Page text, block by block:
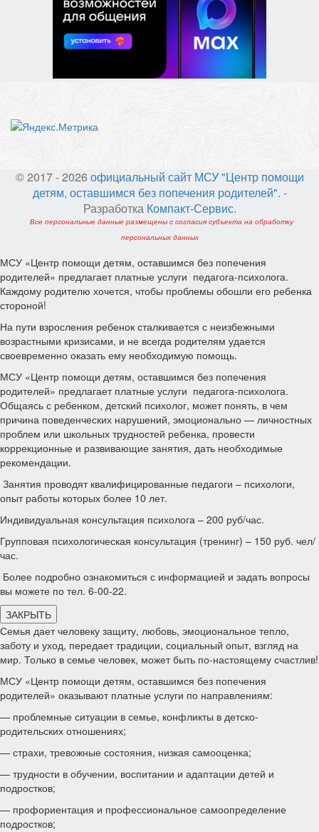
© 2017 - 2026 официальный сайт МСУ "Центр помощи
детям, оставшимся без попечения родителей". -
Разработка Компакт-Сервис.
Все персональные данные размещены с согласия субъекта на обработку
персональных данных
МСУ «Центр помощи детям, оставшимся без попечения
родителей» предлагает платные услуги педагога-психолога.
Каждому родителю хочется, чтобы проблемы обошли его ребенка
стороной!
На пути взросления ребенок сталкивается с неизбежными
возрастными кризисами, и не всегда родителям удается
своевременно оказать ему необходимую помощь.
МСУ «Центр помощи детям, оставшимся без попечения
родителей» предлагает платные услуги педагога-психолога.
Общаясь с ребенком, детский психолог, может понять, в чем
причина поведенческих нарушений, эмоционально — личностных
проблем или школьных трудностей ребенка, провести
коррекционные и развивающие занятия, дать необходимые
рекомендации.
Занятия проводят квалифицированные педагоги – психологи,
опыт работы которых более 10 лет.
Индивидуальная консультация психолога – 200 руб/час.
Групповая психологическая консультация (тренинг) – 150 руб. чел/
час.
Более подробно ознакомиться с информацией и задать вопросы
вы можете по тел. 6-00-22.
ЗАКРЫТЬ
Семья дает человеку защиту, любовь, эмоциональное тепло,
заботу и уход, передает традиции, социальный опыт, взгляд на
мир. Только в семье человек, может быть по-настоящему счастлив!
МСУ «Центр помощи детям, оставшимся без попечения
родителей» оказывают платные услуги по направлениям:
— проблемные ситуации в семье, конфликты в детско-
родительских отношениях;
— страхи, тревожные состояния, низкая самооценка;
— трудности в обучении, воспитании и адаптации детей и
подростков;
— профориентация и профессиональное самоопределение
подростков;